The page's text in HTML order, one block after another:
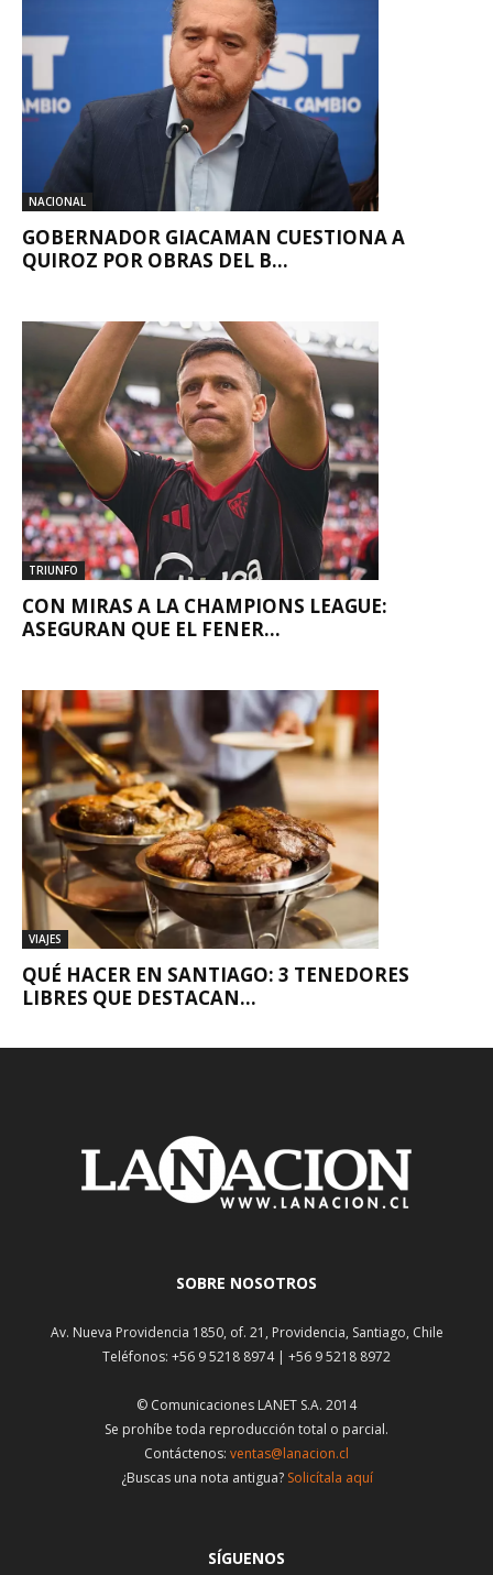
NACIONAL
GOBERNADOR GIACAMAN CUESTIONA A
QUIROZ POR OBRAS DEL B...
TRIUNFO
CON MIRAS A LA CHAMPIONS LEAGUE:
ASEGURAN QUE EL FENER...
VIAJES
QUÉ HACER EN SANTIAGO: 3 TENEDORES
LIBRES QUE DESTACAN...
SOBRE NOSOTROS
Av. Nueva Providencia 1850, of. 21, Providencia, Santiago, Chile
Teléfonos: +56 9 5218 8974 | +56 9 5218 8972
© Comunicaciones LANET S.A. 2014
Se prohíbe toda reproducción total o parcial.
Contáctenos: ventas@lanacion.cl
¿Buscas una nota antigua? Solicítala aquí
SÍGUENOS